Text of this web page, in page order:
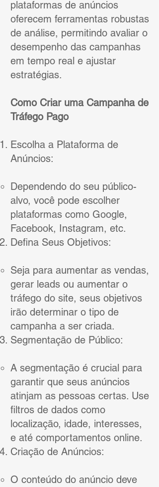
plataformas de anúncios
oferecem ferramentas robustas
de análise, permitindo avaliar o
desempenho das campanhas
em tempo real e ajustar
estratégias.
Como Criar uma Campanha de
Tráfego Pago
Escolha a Plataforma de
Anúncios:
Dependendo do seu público-
alvo, você pode escolher
plataformas como Google,
Facebook, Instagram, etc.
Defina Seus Objetivos:
Seja para aumentar as vendas,
gerar leads ou aumentar o
tráfego do site, seus objetivos
irão determinar o tipo de
campanha a ser criada.
Segmentação de Público:
A segmentação é crucial para
garantir que seus anúncios
atinjam as pessoas certas. Use
filtros de dados como
localização, idade, interesses,
e até comportamentos online.
Criação de Anúncios:
O conteúdo do anúncio deve